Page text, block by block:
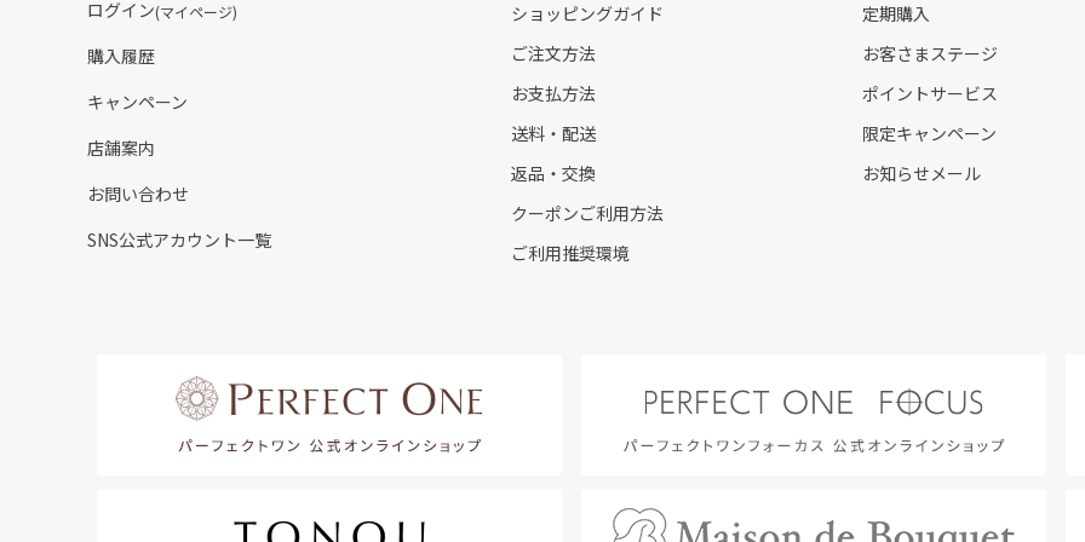
ログイン(マイページ)
購入履歴
キャンペーン
店舗案内
お問い合わせ
SNS公式アカウント一覧
ショッピングガイド
ご注文方法
お支払方法
送料・配送
返品・交換
クーポンご利用方法
ご利用推奨環境
定期購入
お客さまステージ
ポイントサービス
限定キャンペーン
お知らせメール